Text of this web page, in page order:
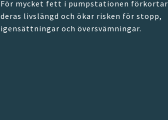
För mycket fett i pumpstationen förkortar
deras livslängd och ökar risken för stopp,
igensättningar och översvämningar.